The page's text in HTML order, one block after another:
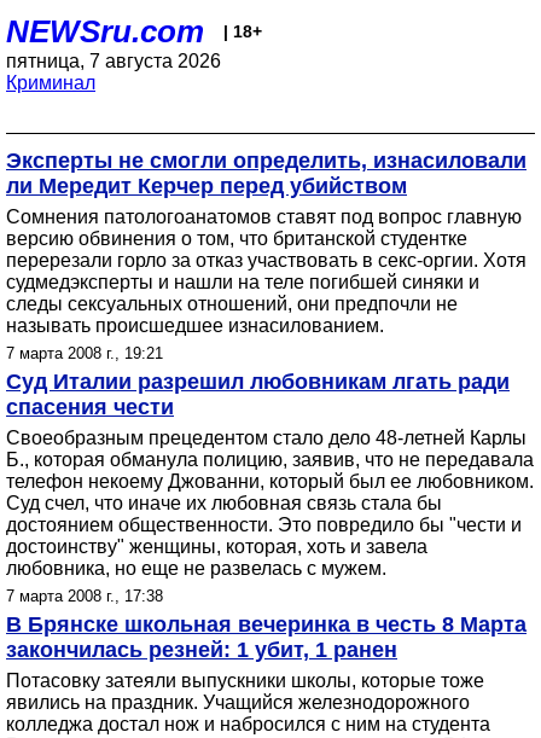
NEWSru.com | 18+
пятница, 7 августа 2026
Криминал
Эксперты не смогли определить, изнасиловали
ли Мередит Керчер перед убийством
Сомнения патологоанатомов ставят под вопрос главную
версию обвинения о том, что британской студентке
перерезали горло за отказ участвовать в секс-оргии. Хотя
судмедэксперты и нашли на теле погибшей синяки и
следы сексуальных отношений, они предпочли не
называть происшедшее изнасилованием.
7 марта 2008 г., 19:21
Суд Италии разрешил любовникам лгать ради
спасения чести
Своеобразным прецедентом стало дело 48-летней Карлы
Б., которая обманула полицию, заявив, что не передавала
телефон некоему Джованни, который был ее любовником.
Суд счел, что иначе их любовная связь стала бы
достоянием общественности. Это повредило бы "чести и
достоинству" женщины, которая, хоть и завела
любовника, но еще не развелась с мужем.
7 марта 2008 г., 17:38
В Брянске школьная вечеринка в честь 8 Марта
закончилась резней: 1 убит, 1 ранен
Потасовку затеяли выпускники школы, которые тоже
явились на праздник. Учащийся железнодорожного
колледжа достал нож и набросился с ним на студента